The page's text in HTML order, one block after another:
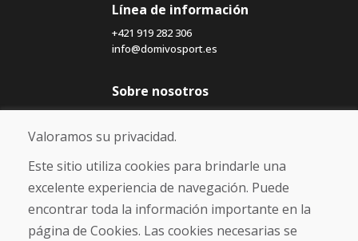
Línea de información
+421 919 282 306
info@domivosport.es
Sobre nosotros
Blog
Sobre nosotros
Comercio
Contacto
Compra
Tienda electrónica
Valoramos su privacidad.
Este sitio utiliza cookies para brindarle una
excelente experiencia de navegación. Puede
encontrar toda la información importante en la
página de Cookies. Las cookies necesarias se